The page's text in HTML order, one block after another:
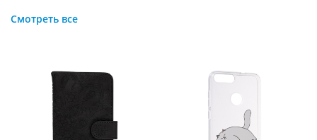
Смотреть все